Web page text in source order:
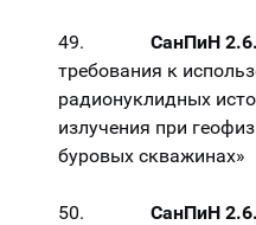
49. СанПиН
требования к
радионуклидных
излучения при
буровых скважинах»
50. СанПиН